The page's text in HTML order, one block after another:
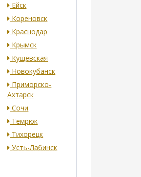
Ейск
Кореновск
Краснодар
Крымск
Кущевская
Новокубанск
Приморско-
Ахтарск
Сочи
Темрюк
Тихорецк
Усть-Лабинск